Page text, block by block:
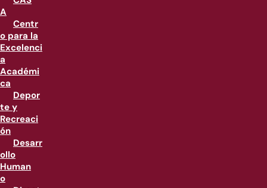
A
Centr
o para la
Excelenci
a
Académi
ca
Depor
te y
Recreaci
ón
Desarr
ollo
Human
o